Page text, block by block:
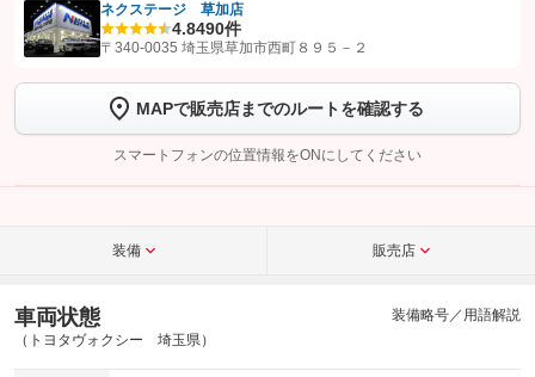
【STEP1】認証画面でグーネットを友だち追加してから「許可する」ボタンを押
トーク画面で
ボタンをタップして問い合わせを
完了してください。
こちら
ネクステージ 草加店
4.8490件
〒340-0035 埼玉県草加市西町８９５－２
MAPで販売店までのルートを確認する
スマートフォンの位置情報をONにしてください
装備 販売店
車両状態
（トヨタヴォクシー 埼玉県）
装備略号／用語解説